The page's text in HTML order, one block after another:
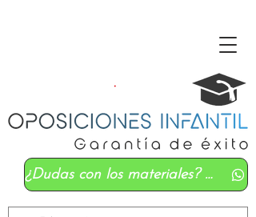
¿Dudas con los materiales? Mándanos un whatsapp